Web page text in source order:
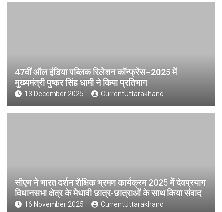
47वीं ऑल इंडिया पब्लिक रिलेशन कॉन्फ्रेंस–2025 में
मुख्यमंत्री पुष्कर सिंह धामी ने किया प्रतिभाग
13 December 2025 CurrentUttarakhand
सीएम ने भारत दर्शन शैक्षिक भ्रमण कार्यक्रम 2025 में देवप्रयाग
विधानसभा क्षेत्र के मेधावी छात्र-छात्राओं के साथ किया संवाद
16 November 2025 CurrentUttarakhand